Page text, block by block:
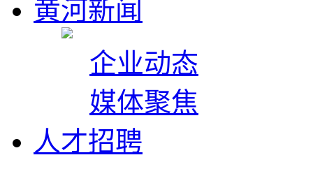
黄河新闻
企业动态
媒体聚焦
人才招聘